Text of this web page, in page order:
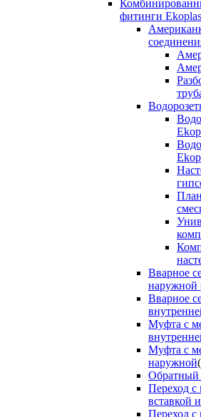
фитинги
Вварное
наружной
Вварное
Муфта с
Муфта с
наружной
Обратный
Переход с
вставкой
Переход с